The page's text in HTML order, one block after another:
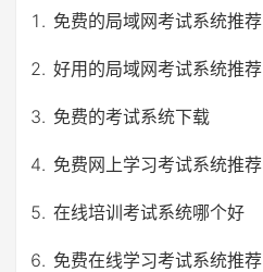
免费的局域网考试系统推荐
好用的局域网考试系统推荐
免费的考试系统下载
免费网上学习考试系统推荐
在线培训考试系统哪个好
免费在线学习考试系统推荐